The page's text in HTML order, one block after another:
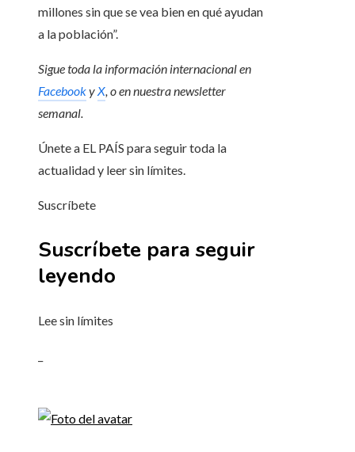
millones sin que se vea bien en qué ayudan
a la población”.
Sigue toda la información internacional en
FacebookyX, o ennuestra newsletter
semanal.
Únete a EL PAÍS para seguir toda la
actualidad y leer sin límites.
Suscríbete
Suscríbete para seguir
leyendo
Lee sin límites